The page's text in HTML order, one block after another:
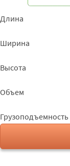
Длина
Ширина
Высота
Объем
Грузоподъемность